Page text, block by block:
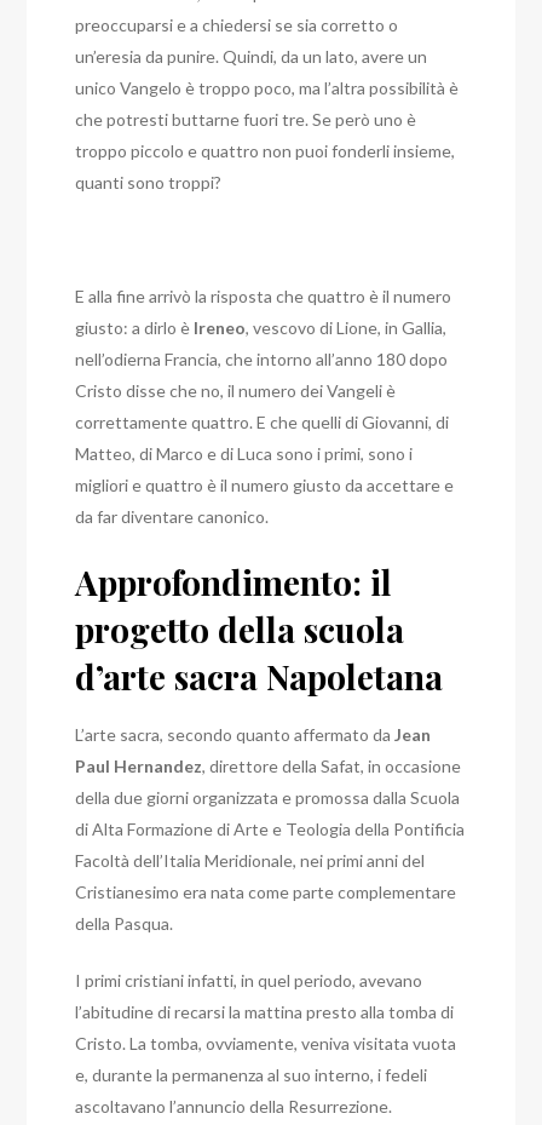
preoccuparsi e a chiedersi se sia corretto o
un’eresia da punire.Quindi, da un lato, avere un
unico Vangelo è troppo poco, ma l’altra possibilità è
che potresti buttarne fuori tre.Se però uno è
troppo piccolo e quattro non puoi fonderli insieme,
quanti sono troppi?
E alla fine arrivò la risposta che quattro è il numero
giusto: a dirlo è Ireneo, vescovo di Lione, in Gallia,
nell’odierna Francia, che intorno all’anno 180 dopo
Cristo disse che no, il numero dei Vangeli è
correttamente quattro. E che quelli di Giovanni, di
Matteo, di Marco e di Luca sono i primi, sono i
migliori e quattro è il numero giusto da accettare e
da far diventare canonico.
Approfondimento: il
progetto della scuola
d’arte sacra Napoletana
L’arte sacra, secondo quanto affermato daJean
Paul Hernandez, direttore della Safat, in occasione
della due giorni organizzata e promossa dalla Scuola
di Alta Formazione di Arte e Teologia della Pontificia
Facoltà dell’Italia Meridionale, nei primi anni del
Cristianesimo era nata come parte complementare
della Pasqua.
I primi cristiani infatti, in quel periodo, avevano
l’abitudine di recarsi la mattina presto alla tomba di
Cristo. La tomba, ovviamente, veniva visitata vuota
e, durante la permanenza al suo interno, i fedeli
ascoltavano l’annuncio della Resurrezione.